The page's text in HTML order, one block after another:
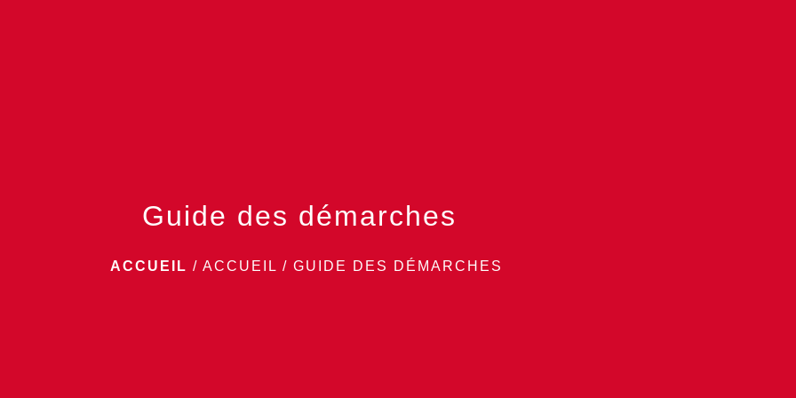
Guide des démarches
ACCUEIL / ACCUEIL / GUIDE DES DÉMARCHES